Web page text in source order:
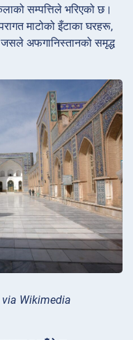
सम्पत्तिले भरिएको छ।
माटोको इँटाका घरहरू,
अफगानिस्तानको समृद्ध
via Wikimedia